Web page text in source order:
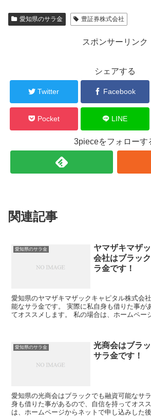
愛知県のサラ金 豊証券株式会社
スポンサーリンク
シェアする
Twitter Facebook
Pocket LINE
3pieceをフォローす
関連記事
愛知県のサラ金
ヤマザキマザ
会社はブラッ
ラ金です！
愛知県のヤマザキマザックキャピタル株式会
能なサラ金です。 実際に私自身も借りた事が
てオススメします。 私の場合は、ホームペー
愛知県のサラ金
光商会はブラ
サラ金です！
愛知県の光商会はブラックでも融資可能なサ
身も借りた事があるので、自信を持ってオス
は、ホームページからネットで申し込みした